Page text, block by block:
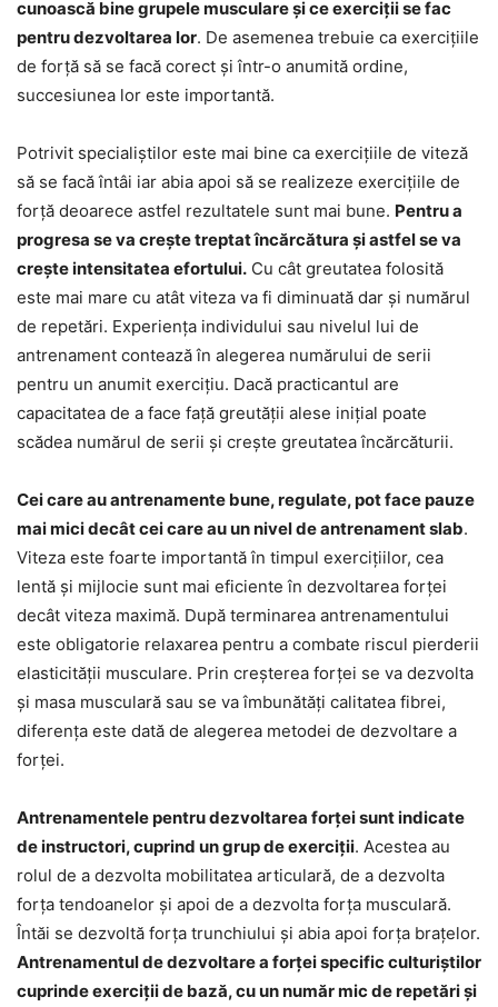
cunoască bine grupele musculare și ce exerciții se fac
pentru dezvoltarea lor. De asemenea trebuie ca exercițiile
de forță să se facă corect și într-o anumită ordine,
succesiunea lor este importantă.
Potrivit specialiștilor este mai bine ca exercițiile de viteză
să se facă întâi iar abia apoi să se realizeze exercițiile de
forță deoarece astfel rezultatele sunt mai bune. Pentru a
progresa se va crește treptat încărcătura și astfel se va
crește intensitatea efortului. Cu cât greutatea folosită
este mai mare cu atât viteza va fi diminuată dar și numărul
de repetări. Experiența individului sau nivelul lui de
antrenament contează în alegerea numărului de serii
pentru un anumit exercițiu. Dacă practicantul are
capacitatea de a face față greutății alese inițial poate
scădea numărul de serii și crește greutatea încărcăturii.
Cei care au antrenamente bune, regulate, pot face pauze
mai mici decât cei care au un nivel de antrenament slab.
Viteza este foarte importantă în timpul exercițiilor, cea
lentă și mijlocie sunt mai eficiente în dezvoltarea forței
decât viteza maximă. După terminarea antrenamentului
este obligatorie relaxarea pentru a combate riscul pierderii
elasticității musculare. Prin creșterea forței se va dezvolta
și masa musculară sau se va îmbunătăți calitatea fibrei,
diferența este dată de alegerea metodei de dezvoltare a
forței.
Antrenamentele pentru dezvoltarea forței sunt indicate
de instructori, cuprind un grup de exerciții. Acestea au
rolul de a dezvolta mobilitatea articulară, de a dezvolta
forța tendoanelor și apoi de a dezvolta forța musculară.
Întăi se dezvoltă forța trunchiului și abia apoi forța brațelor.
Antrenamentul de dezvoltare a forței specific culturiștilor
cuprinde exerciții de bază, cu un număr mic de repetări și